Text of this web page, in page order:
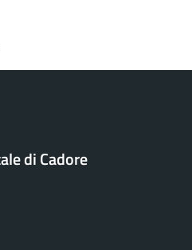
di Cadore